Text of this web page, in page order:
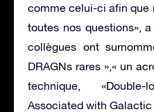
comme celui-ci afin que
toutes nos questions»,
collègues ont
DRAGNs rares »,« un
technique,
Associated with Galactic